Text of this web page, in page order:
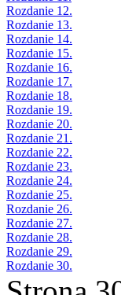
Rozdanie 12.
Rozdanie 13.
Rozdanie 14.
Rozdanie 15.
Rozdanie 16.
Rozdanie 17.
Rozdanie 18.
Rozdanie 19.
Rozdanie 20.
Rozdanie 21.
Rozdanie 22.
Rozdanie 23.
Rozdanie 24.
Rozdanie 25.
Rozdanie 26.
Rozdanie 27.
Rozdanie 28.
Rozdanie 29.
Rozdanie 30.